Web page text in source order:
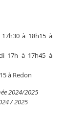
à 18h15 à
17h à 17h45 à
à Redon
2024/2025
/ 2025